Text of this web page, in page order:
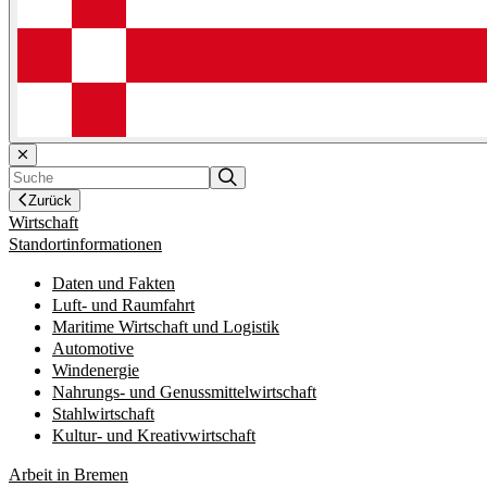
Zurück
Wirtschaft
Standortinformationen
Daten und Fakten
Luft- und Raumfahrt
Maritime Wirtschaft und Logistik
Automotive
Windenergie
Nahrungs- und Genussmittelwirtschaft
Stahlwirtschaft
Kultur- und Kreativwirtschaft
Arbeit in Bremen